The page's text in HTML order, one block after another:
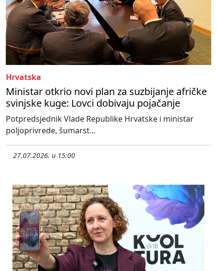
Hrvatska
Ministar otkrio novi plan za suzbijanje afričke
svinjske kuge: Lovci dobivaju pojačanje
Potpredsjednik Vlade Republike Hrvatske i ministar
poljoprivrede, šumarst...
27.07.2026. u 15:00